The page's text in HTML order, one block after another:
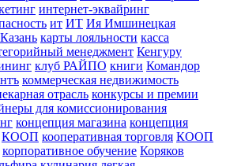
интернет-эквайринг
ит ИТ Ия Имшинецкая
Казань карты лояльности касса
менеджмент Кенгуру
клуб РАЙПО книги Командор
коммерческая недвижимость
отрасль конкурсы и премии
для комиссионирования
концепция магазина концепция
КООП кооперативная торговля КООП
корпоративное обучение Коряков